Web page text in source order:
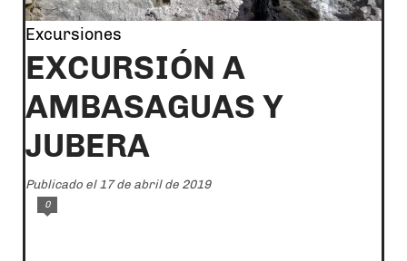
Excursiones
EXCURSIÓN A
AMBASAGUAS Y
JUBERA
Publicado el 17 de abril de 2019
0